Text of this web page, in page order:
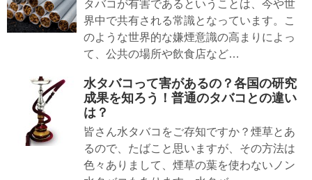
タバコが有害であるということは、今や世
界中で共有される常識となっています。こ
のような世界的な嫌煙意識の高まりによっ
て、公共の場所や飲食店など…
水タバコって害があるの？各国の研究
成果を知ろう！普通のタバコとの違い
は？
皆さん水タバコをご存知ですか？煙草とあ
るので、たばこと思いますが、その方法は
色々ありまして、煙草の葉を使わないノン